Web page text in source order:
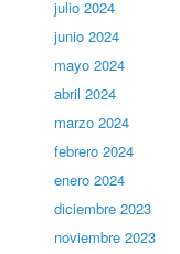
julio 2024
junio 2024
mayo 2024
abril 2024
marzo 2024
febrero 2024
enero 2024
diciembre 2023
noviembre 2023